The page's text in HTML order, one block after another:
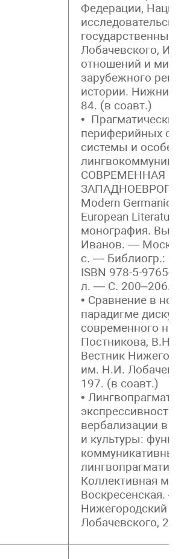
Федерации,
государственный
Лобачевского,
отношений и
зарубежного
истории. Нижний
84. (в соавт.)
• Прагматический
периферийных
системы и
СОВРЕМЕННАЯ
Modern Germanic
European
монография. Вып.
Иванов. —
с. — Библиогр.: с.
ISBN 978-5-9765-
л. — С. 200–206. (в
• Сравнение в
парадигме
современного
Постникова, В.Н.
Вестник
им. Н.И.
197. (в соавт.)
•
экспрессивности
вербализации в
и культуры:
коммуникативный
Коллективная
Воскресенская. –
Нижегородский
Лобачевского,